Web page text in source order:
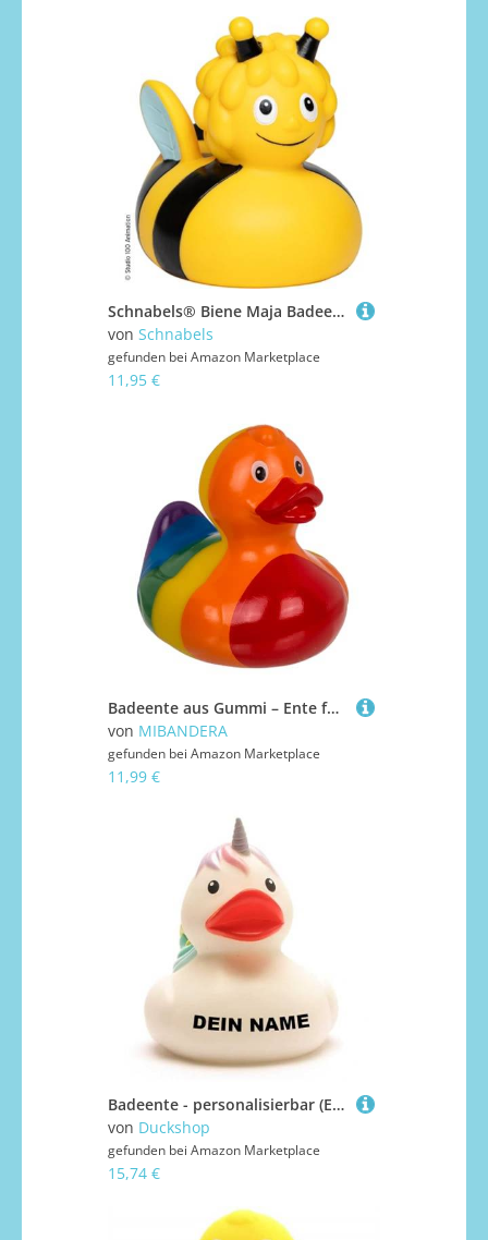
Schnabels® Biene Maja Badeente - Das Original im gelb-schwarzen Design
von Schnabels
gefunden bei Amazon Marketplace
11,95 €
Badeente aus Gummi – Ente fürs Auto, wasser- und schmutzabweisend, ideal für das Baden des Babys, ab 6 Monaten, EU-zertifiziert (Regenbogenkätzchen)
von MIBANDERA
gefunden bei Amazon Marketplace
11,99 €
Badeente - personalisierbar (Einhorn Ente)
von Duckshop
gefunden bei Amazon Marketplace
15,74 €